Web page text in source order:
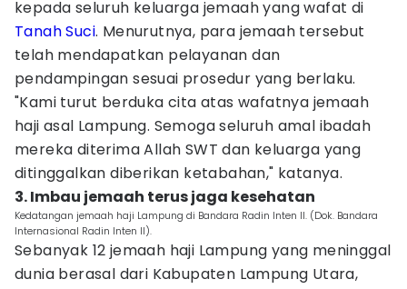
kepada seluruh keluarga jemaah yang wafat di
Tanah Suci. Menurutnya, para jemaah tersebut
telah mendapatkan pelayanan dan
pendampingan sesuai prosedur yang berlaku.
"Kami turut berduka cita atas wafatnya jemaah
haji asal Lampung. Semoga seluruh amal ibadah
mereka diterima Allah SWT dan keluarga yang
ditinggalkan diberikan ketabahan," katanya.
3. Imbau jemaah terus jaga kesehatan
Kedatangan jemaah haji Lampung di Bandara Radin Inten II. (Dok. Bandara
Internasional Radin Inten II).
Sebanyak 12 jemaah haji Lampung yang meninggal
dunia berasal dari Kabupaten Lampung Utara,